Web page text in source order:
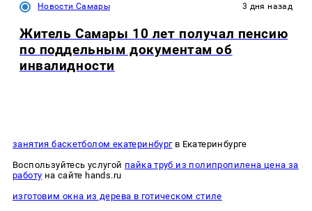
Новости Самары 3 дня назад
Житель Самары 10 лет получал пенсию
по поддельным документам об
инвалидности
занятия баскетболом екатеринбургв Екатеринбурге
Воспользуйтесь услугой пайка труб из полипропилена цена за
работу на сайте hands.ru
изготовим окна из дерева в готическом стиле